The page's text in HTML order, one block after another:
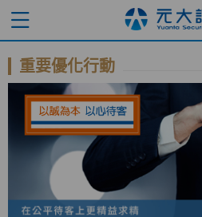
重要優化行動